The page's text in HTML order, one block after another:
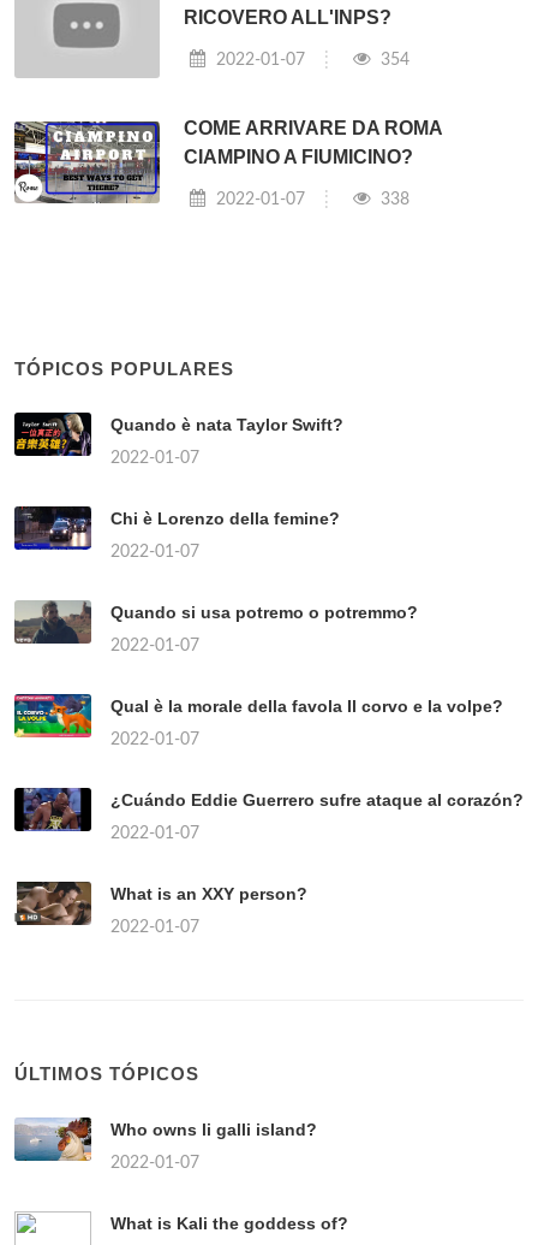
RICOVERO ALL'INPS?
2022-01-07 354
COME ARRIVARE DA ROMA
CIAMPINO A FIUMICINO?
2022-01-07 338
TÓPICOS POPULARES
Quando è nata Taylor Swift?
2022-01-07
Chi è Lorenzo della femine?
2022-01-07
Quando si usa potremo o potremmo?
2022-01-07
Qual è la morale della favola Il corvo e la volpe?
2022-01-07
¿Cuándo Eddie Guerrero sufre ataque al corazón?
2022-01-07
What is an XXY person?
2022-01-07
ÚLTIMOS TÓPICOS
Who owns li galli island?
2022-01-07
What is Kali the goddess of?